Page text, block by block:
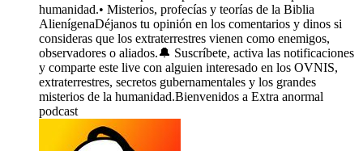
humanidad.•⁠ ⁠Misterios, profecías y teorías de la Biblia
AlienígenaDéjanos tu opinión en los comentarios y dinos si
consideras que los extraterrestres vienen como enemigos,
observadores o aliados.🔔 Suscríbete, activa las notificaciones
y comparte este live con alguien interesado en los OVNIS,
extraterrestres, secretos gubernamentales y los grandes
misterios de la humanidad.Bienvenidos a Extra anormal
podcast